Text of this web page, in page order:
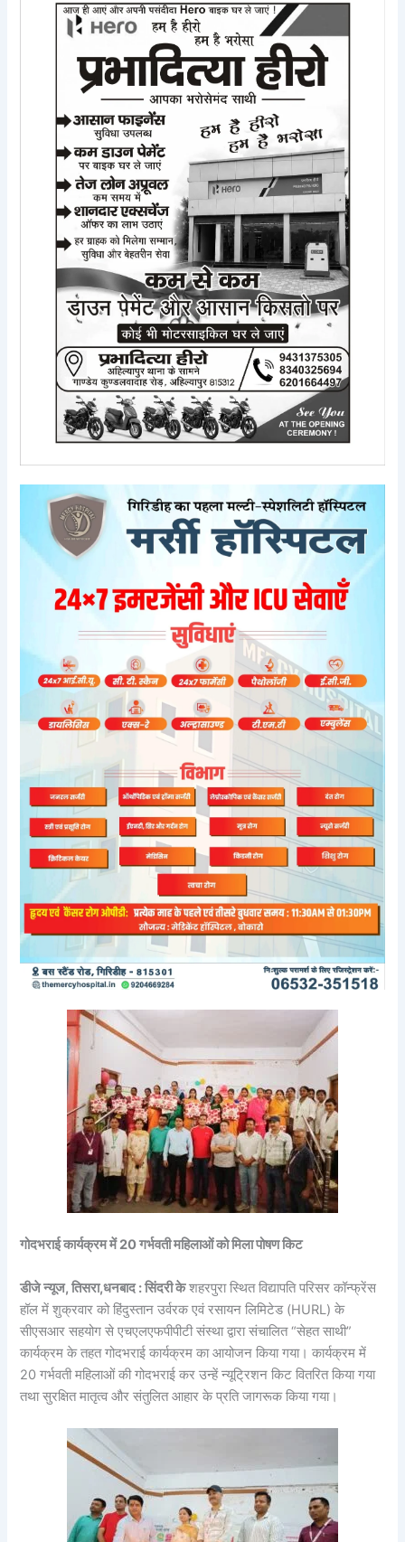
गोदभराई कार्यक्रम में 20 गर्भवती महिलाओं को मिला पोषण किट
डीजे न्यूज, तिसरा,धनबाद : सिंदरी केशहरपुरा स्थित विद्यापति परिसर कॉन्फ्रेंस
हॉल में शुक्रवार को हिंदुस्तान उर्वरक एवं रसायन लिमिटेड (HURL) के
सीएसआर सहयोग से एचएलएफपीपीटी संस्था द्वारा संचालित “सेहत साथी”
कार्यक्रम के तहत गोदभराई कार्यक्रम का आयोजन किया गया। कार्यक्रम में
20 गर्भवती महिलाओं की गोदभराई कर उन्हें न्यूट्रिशन किट वितरित किया गया
तथा सुरक्षित मातृत्व और संतुलित आहार के प्रति जागरूक किया गया।